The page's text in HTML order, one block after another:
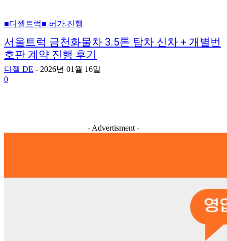
■디젤트럭■ 허가.진행
서울트럭 금천화물차 3.5톤 탑차 신차 + 개별번
호판 계약 진행 후기
디젤 DE - 2026년 01월 16일
0
- Advertisment -